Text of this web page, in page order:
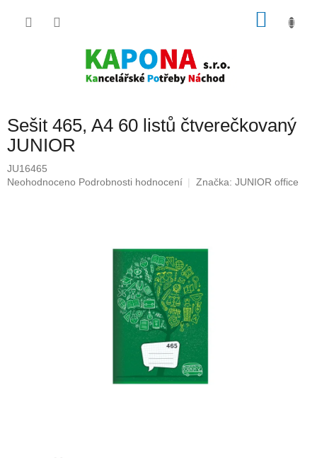
Sešit 465, A4 60 listů čtverečkovaný
JUNIOR
JU16465
Průměrné
Neohodnoceno Podrobnosti hodnocení Značka: JUNIOR office